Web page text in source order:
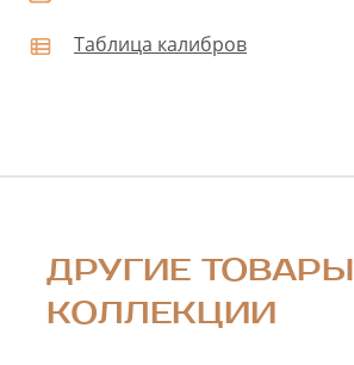
Таблица калибров
ДРУГИЕ ТОВАРЫ
КОЛЛЕКЦИИ